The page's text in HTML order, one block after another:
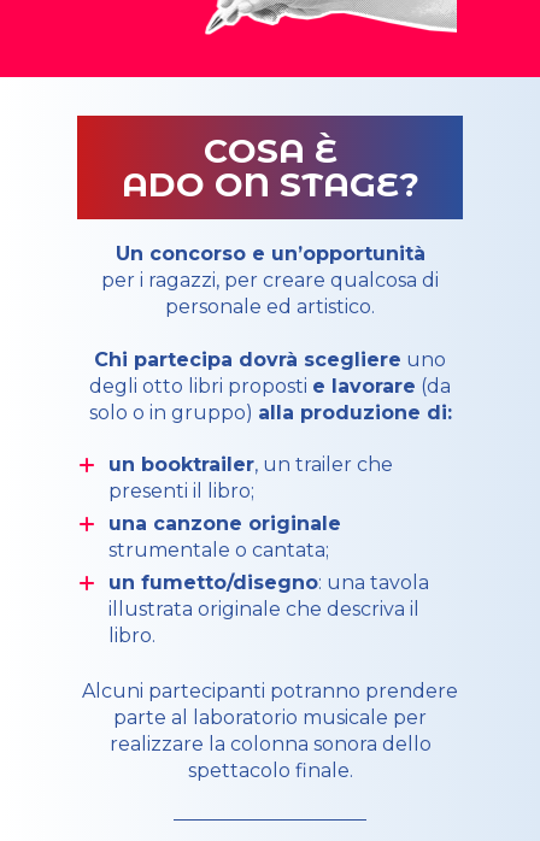
Un concorso e un’opportunità
per i ragazzi, per creare qualcosa di
personale ed artistico.
COSA È
ADO ON STAGE?
Chi partecipa dovrà scegliere uno
degli otto libri proposti e lavorare (da
solo o in gruppo) alla produzione di:
un booktrailer, un trailer che
presenti il libro;
una canzone originale
strumentale o cantata;
un fumetto/disegno: una tavola
illustrata originale che descriva il
libro.
Alcuni partecipanti potranno prendere
parte al laboratorio musicale per
realizzare la colonna sonora dello
spettacolo finale.